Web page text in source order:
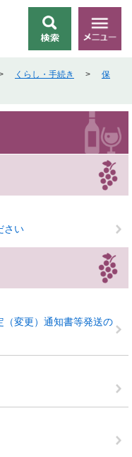
索
メ
ニ
くらし・手続き >
保
さい
変更）通知書等発送の